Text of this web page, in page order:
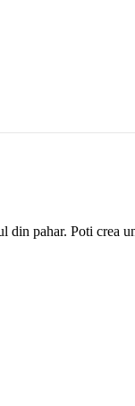
din pahar. Poti crea